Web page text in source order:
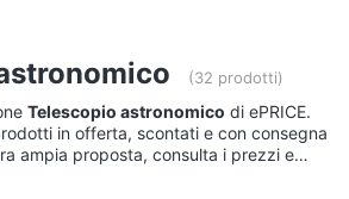
(32 prodotti)
Telescopio astronomico di ePRICE.
in offerta, scontati e con consegna
ampia proposta, consulta i prezzi e
online.